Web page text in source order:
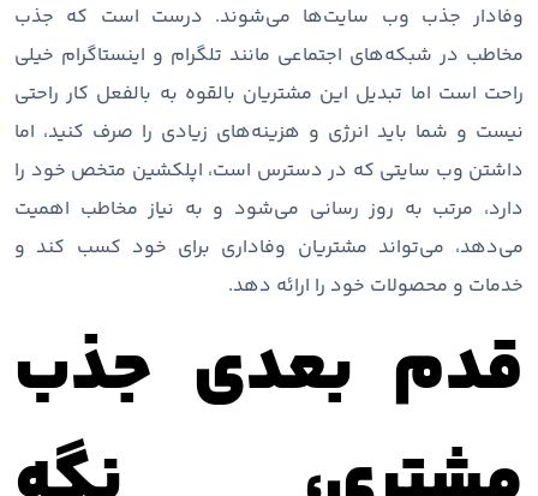
وفادار جذب وب سایت‌ها می‌شوند. درست است که جذب
مخاطب در شبکه‌های اجتماعی مانند تلگرام و اینستاگرام خیلی
راحت است اما تبدیل این مشتریان بالقوه به بالفعل کار راحتی
نیست و شما باید انرژی و هزینه‌های زیادی را صرف کنید، اما
داشتن وب سایتی که در دسترس است، اپلکشین متخص خود را
دارد، مرتب به روز رسانی می‌شود و به نیاز مخاطب اهمیت
می‌دهد، می‌تواند مشتریان وفاداری برای خود کسب کند و
خدمات و محصولات خود را ارائه دهد.
قدم بعدی جذب